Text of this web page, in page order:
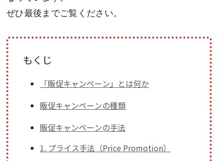
ぜひ最後までご覧ください。
もくじ
「販促キャンペーン」とは何か
販促キャンペーンの種類
販促キャンペーンの手法
1. プライス手法（Price Promotion）